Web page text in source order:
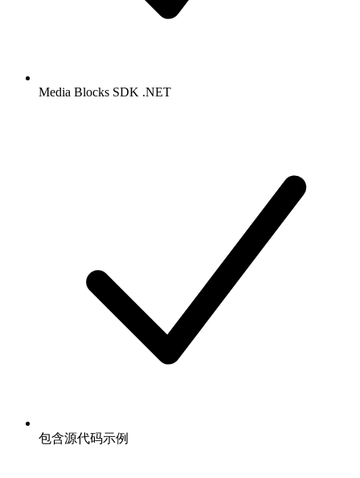
Media Blocks SDK .NET
包含源代码示例